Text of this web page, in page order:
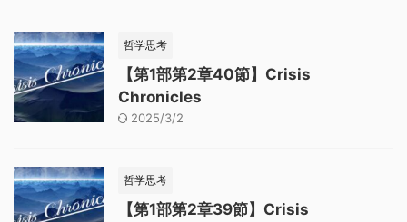
哲学思考
【第1部第2章40節】Crisis
Chronicles
2025/3/2
哲学思考
【第1部第2章39節】Crisis